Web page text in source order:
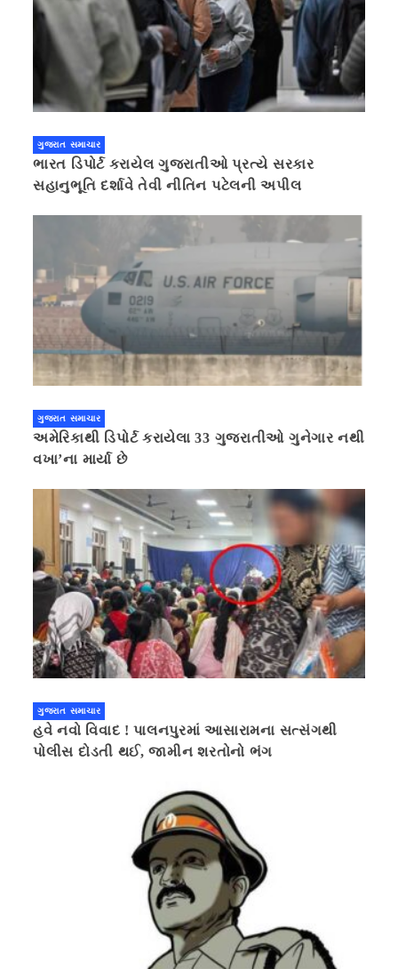
ગુજરાત સમાચાર
ભારત ડિપોર્ટ કરાયેલ ગુજરાતીઓ પ્રત્યે સરકાર
સહાનુભૂતિ દર્શાવે તેવી નીતિન પટેલની અપીલ
ગુજરાત સમાચાર
અમેરિકાથી ડિપોર્ટ કરાયેલા 33 ગુજરાતીઓ ગુનેગાર નથી
વખા’ના માર્યા છે
ગુજરાત સમાચાર
હવે નવો વિવાદ ! પાલનપુરમાં આસારામના સત્સંગથી
પોલીસ દોડતી થઈ, જામીન શરતોનો ભંગ